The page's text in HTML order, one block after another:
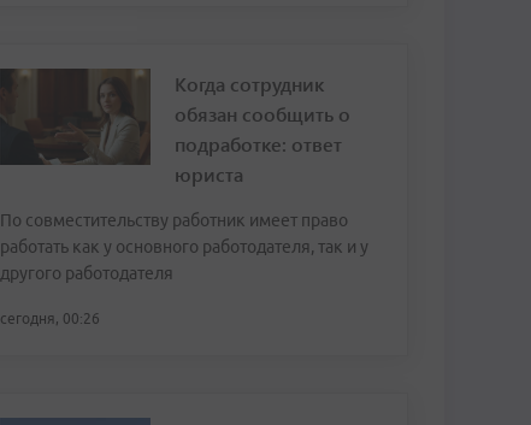
Когда сотрудник
обязан сообщить о
подработке: ответ
юриста
По совместительству работник имеет право
работать как у основного работодателя, так и у
другого работодателя
сегодня, 00:26